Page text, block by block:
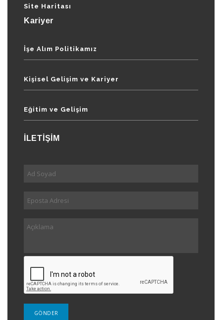
Site Haritası
Kariyer
İşe Alım Politikamız
Kişisel Gelişim ve Kariyer
Eğitim ve Gelişim
İLETİŞİM